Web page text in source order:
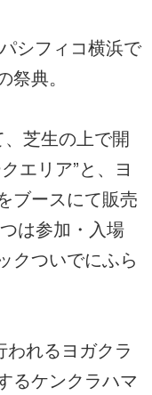
シフィコ横浜で
典。
芝生の上で開
エリア”と、ヨ
ブースにて販売
は参加・入場
クついでにふら
われるヨガクラ
るケンクラハマ